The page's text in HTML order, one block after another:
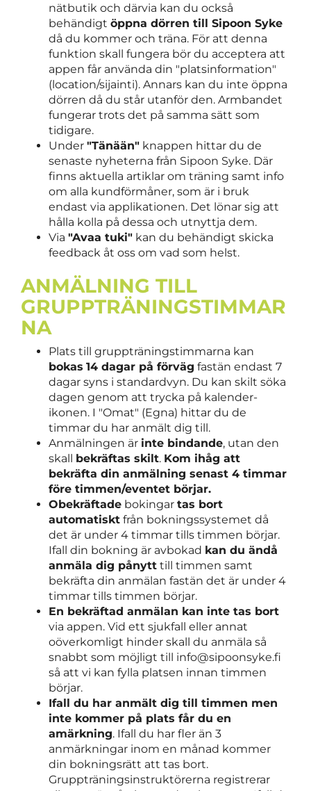
nätbutik och därvia kan du också
behändigt öppna dörren till Sipoon Syke
då du kommer och träna. För att denna
funktion skall fungera bör du acceptera att
appen får använda din "platsinformation"
(location/sijainti). Annars kan du inte öppna
dörren då du står utanför den. Armbandet
fungerar trots det på samma sätt som
tidigare.
Under "Tänään" knappen hittar du de
senaste nyheterna från Sipoon Syke. Där
finns aktuella artiklar om träning samt info
om alla kundförmåner, som är i bruk
endast via applikationen. Det lönar sig att
hålla kolla på dessa och utnyttja dem.
Via "Avaa tuki" kan du behändigt skicka
feedback åt oss om vad som helst.
ANMÄLNING TILL
GRUPPTRÄNINGSTIMMAR
NA
Plats till gruppträningstimmarna kan
bokas 14 dagar på förväg fastän endast 7
dagar syns i standardvyn. Du kan skilt söka
dagen genom att trycka på kalender-
ikonen. I "Omat" (Egna) hittar du de
timmar du har anmält dig till.
Anmälningen är inte bindande, utan den
skall bekräftas skilt. Kom ihåg att
bekräfta din anmälning senast 4 timmar
före timmen/eventet börjar.
Obekräftade bokingar tas bort
automatiskt från bokningssystemet då
det är under 4 timmar tills timmen börjar.
Ifall din bokning är avbokad kan du ändå
anmäla dig pånytt till timmen samt
bekräfta din anmälan fastän det är under 4
timmar tills timmen börjar.
En bekräftad anmälan kan inte tas bort
via appen. Vid ett sjukfall eller annat
oöverkomligt hinder skall du anmäla så
snabbt som möjligt till info@sipoonsyke.fi
så att vi kan fylla platsen innan timmen
börjar.
Ifall du har anmält dig till timmen men
inte kommer på plats får du en
amärkning. Ifall du har fler än 3
anmärkningar inom en månad kommer
din bokningsrätt att tas bort.
Gruppträningsinstruktörerna registrerar